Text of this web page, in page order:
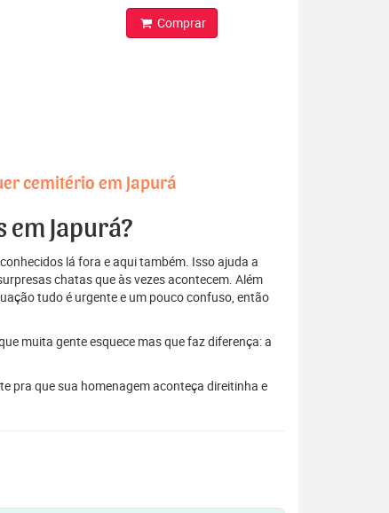
Comprar
cemitério em Japurá
Japurá?
lá fora e aqui também. Isso ajuda a
chatas que às vezes acontecem. Além
tudo é urgente e um pouco confuso, então
muita gente esquece mas que faz diferença: a
pra que sua homenagem aconteça direitinha e